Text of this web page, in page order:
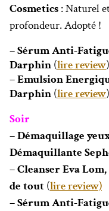
Cosmetics : Naturel
profondeur. Adopté !
– Sérum Anti-
Darphin (lire review)
– Emulsion
Darphin (lire review)
Soir
– Démaquillage
Démaquillante
– Cleanser Eva
de tout (lire review)
– Sérum Anti-